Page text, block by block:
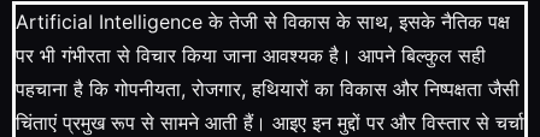
Artificial Intelligence के तेजी से विकास के साथ, इसके नैतिक पक्ष
पर भी गंभीरता से विचार किया जाना आवश्यक है। आपने बिल्कुल सही
पहचाना है कि गोपनीयता, रोजगार, हथियारों का विकास और निष्पक्षता जैसी
चिंताएं प्रमुख रूप से सामने आती हैं। आइए इन मुद्दों पर और विस्तार से चर्चा